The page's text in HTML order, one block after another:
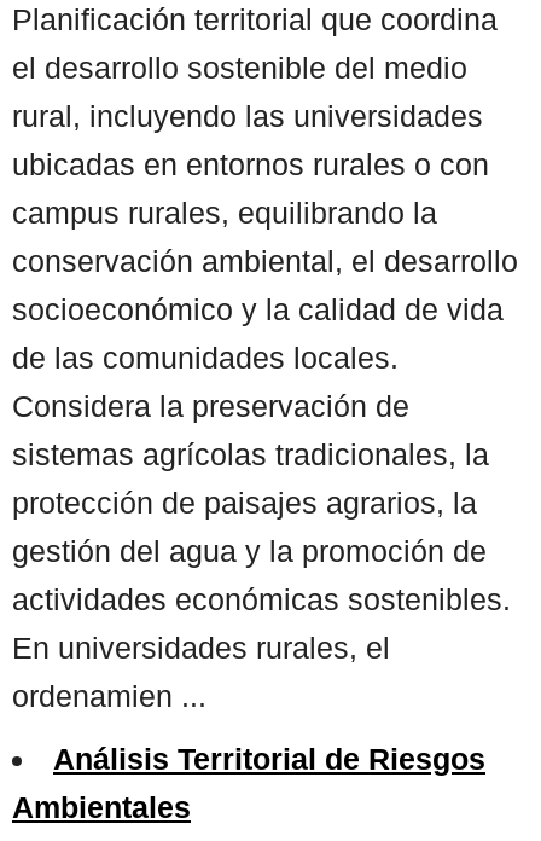
Planificación territorial que coordina
el desarrollo sostenible del medio
rural, incluyendo las universidades
ubicadas en entornos rurales o con
campus rurales, equilibrando la
conservación ambiental, el desarrollo
socioeconómico y la calidad de vida
de las comunidades locales.
Considera la preservación de
sistemas agrícolas tradicionales, la
protección de paisajes agrarios, la
gestión del agua y la promoción de
actividades económicas sostenibles.
En universidades rurales, el
ordenamien ...
Análisis Territorial de Riesgos
Ambientales